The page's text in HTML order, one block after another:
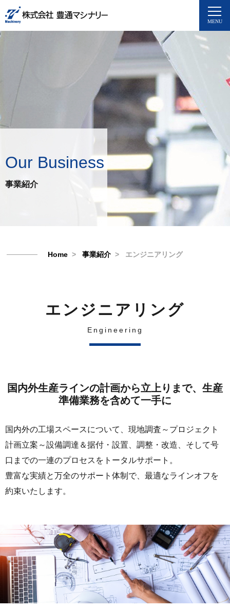
Our Business
事業紹介
Home 事業紹介 エンジニアリング
エンジニアリング
Engineering
国内外生産ラインの計画から立上りまで、生産
準備業務を含めて一手に
国内外の工場スペースについて、現地調査～プロジェクト
計画立案～設備調達＆据付・設置、調整・改造、そして号
口までの一連のプロセスをトータルサポート。
豊富な実績と万全のサポート体制で、最適なラインオフを
約束いたします。